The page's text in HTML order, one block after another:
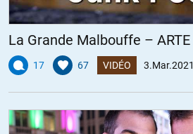
La Grande Malbouffe – ARTE
17 67 VIDÉO 3.Mar.2021